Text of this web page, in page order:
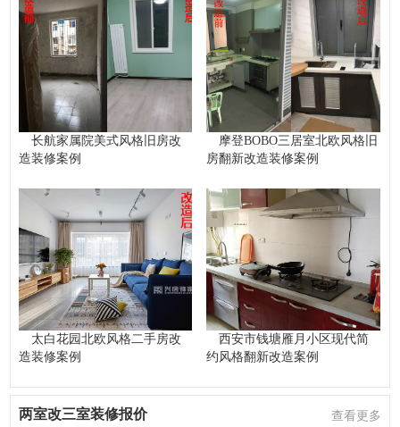
长航家属院美式风格旧房改
造装修案例
摩登BOBO三居室北欧风格旧
房翻新改造装修案例
太白花园北欧风格二手房改
造装修案例
西安市钱塘雁月小区现代简
约风格翻新改造案例
两室改三室装修报价 查看更多